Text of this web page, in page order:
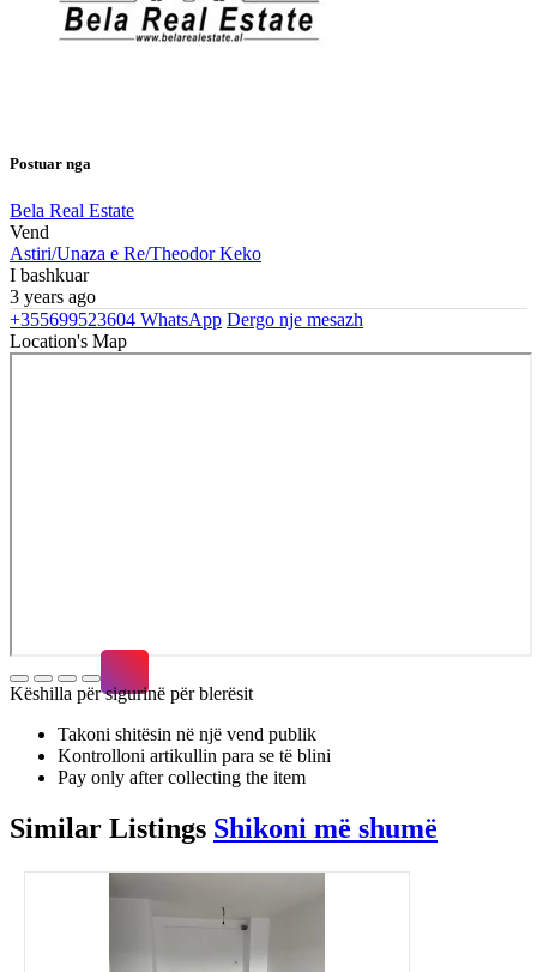
Postuar nga
Bela Real Estate
Vend
Astiri/Unaza e Re/Theodor Keko
I bashkuar
3 years ago
+355699523604 WhatsApp Dergo nje mesazh
Location's Map
Këshilla për sigurinë për blerësit
Takoni shitësin në një vend publik
Kontrolloni artikullin para se të blini
Pay only after collecting the item
Similar Listings Shikoni më shumë